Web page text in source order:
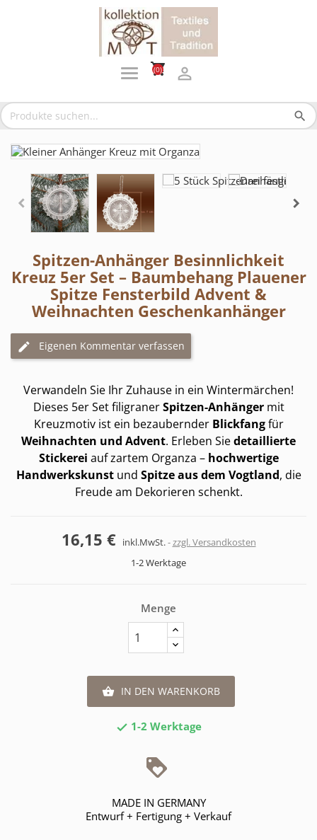
shopping_cart
(0) 
search
Spitzen-Anhänger Besinnlichkeit
Kreuz 5er Set – Baumbehang Plauener
Spitze Fensterbild Advent &
Weihnachten Geschenkanhänger
Eigenen Kommentar verfassen
Verwandeln Sie Ihr Zuhause in ein Wintermärchen!
Dieses 5er Set filigranerSpitzen-Anhängermit
Kreuzmotiv ist ein bezaubernder Blickfangfür
Weihnachten und Advent. Erleben Siedetaillierte
Stickerei auf zartem Organza – hochwertige
Handwerkskunstund Spitze aus dem Vogtland, die
Freude am Dekorieren schenkt.
16,15 € inkl.MwSt. zzgl. Versandkosten
1-2 Werktage
Menge
 IN DEN WARENKORB
 1-2 Werktage
MADE IN GERMANY
Entwurf + Fertigung + Verkauf